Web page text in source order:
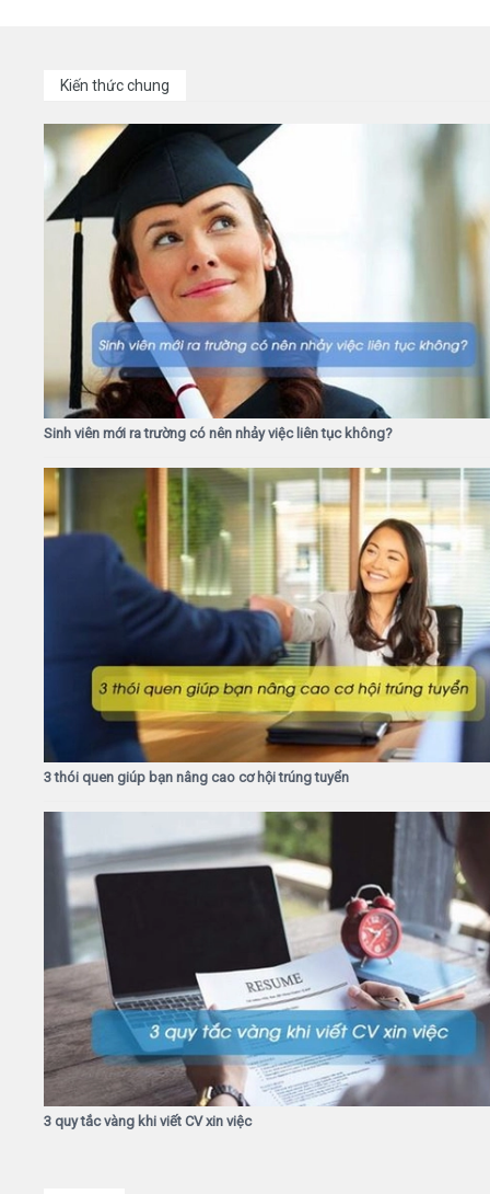
Kiến thức chung
Sinh viên mới ra trường có nên nhảy việc liên tục không?
3 thói quen giúp bạn nâng cao cơ hội trúng tuyển
3 quy tắc vàng khi viết CV xin việc